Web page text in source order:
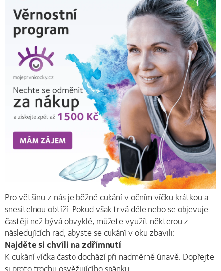
Pro většinu z nás je běžné cukání v očním víčku krátkou a
snesitelnou obtíží. Pokud však trvá déle nebo se objevuje
častěji než bývá obvyklé, můžete využít některou z
následujících rad, abyste se cukání v oku zbavili:
Najděte si chvíli na zdřímnutí
K cukání víčka často dochází při nadměrné únavě. Dopřejte
si proto trochu osvěžujícího spánku.